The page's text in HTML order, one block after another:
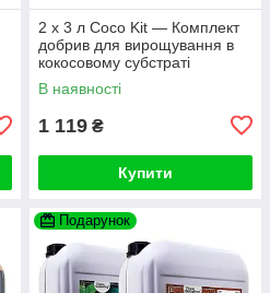
2 х 3 л Coco Kit — Комплект
добрив для вирощування в
кокосовому субстраті
В наявності
1 119 ₴
Купити
Подарунок